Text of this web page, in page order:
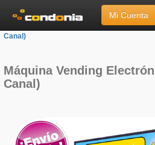
Mi Cuenta
UltraShape»Máquina
Canal)
Máquina Vending
Canal)